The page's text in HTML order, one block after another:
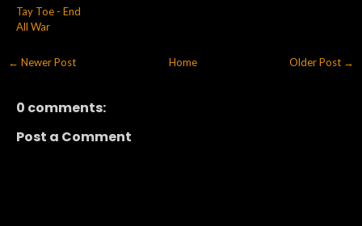
Tay Toe - End
All War
← Newer Post Older Post →
Home
0 comments:
Post a Comment